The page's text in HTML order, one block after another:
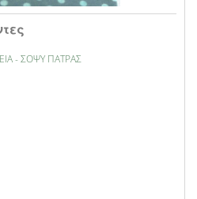
- ΣΟΨΥ ΠΑΤΡΑΣ